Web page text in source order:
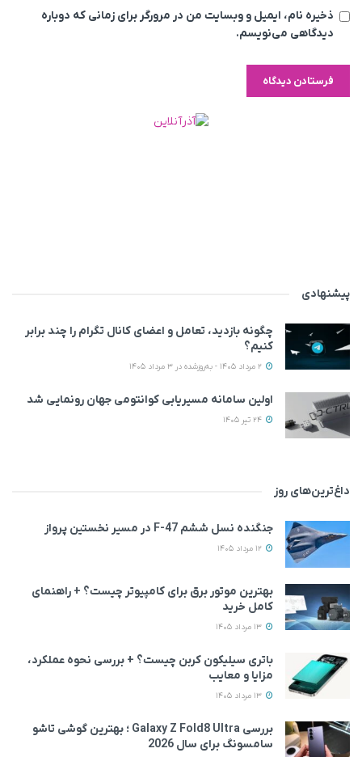
ذخیره نام، ایمیل و وبسایت من در مرورگر برای زمانی که دوباره
دیدگاهی می‌نویسم.
پیشنهادی
چگونه بازدید، تعامل و اعضای کانال تگرام را چند برابر
کنیم؟
اولین سامانه مسیریابی کوانتومی جهان رونمایی شد
داغ‌ترین‌های روز
جنگنده نسل ششم F-47 در مسیر نخستین پرواز
بهترین موتور برق برای کامپیوتر چیست؟ + راهنمای
کامل خرید
باتری سیلیکون کربن چیست؟ + بررسی نحوه عملکرد،
مزایا و معایب
بررسی Galaxy Z Fold8 Ultra ؛ بهترین گوشی تاشو
سامسونگ برای سال 2026